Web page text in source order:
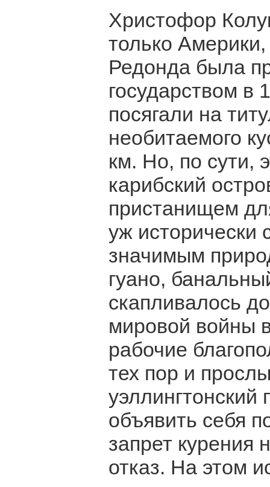
Христофор
только
Редонда была
государством в
посягали на
необитаемого
км. Но, по сути,
карибский
пристанищем
уж исторически
значимым
гуано,
скапливалось
мировой войны
рабочие
тех пор и
уэллингтонский
объявить себя
запрет курения
отказ. На этом